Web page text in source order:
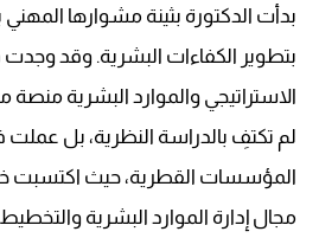
بدأت الدكتورة بثينة مشوارها
بتطوير الكفاءات البشرية. وقد
الاستراتيجي والموارد البشرية منصة
لم تكتفِ بالدراسة النظرية، بل
المؤسسات القطرية، حيث اكتسبت
مجال إدارة الموارد البشرية